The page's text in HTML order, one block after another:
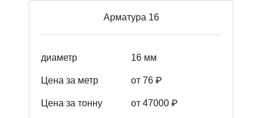
Арматура 16
диаметр 16 мм
Цена за метр от 76 ₽
Цена за тонну от 47000 ₽